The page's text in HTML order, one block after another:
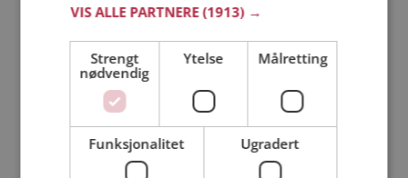
Bli medlem gratis!
Jeg er en:
VIS ALLE PARTNERE(1913) →
Strengt
nødvendig
Ytelse Målretting
Funksjonalitet Ugradert